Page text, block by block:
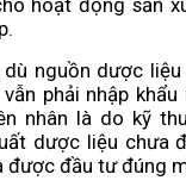
nguồn dược liệu
phải nhập
nhân là do kỹ
dược liệu chưa
được đầu tư đúng